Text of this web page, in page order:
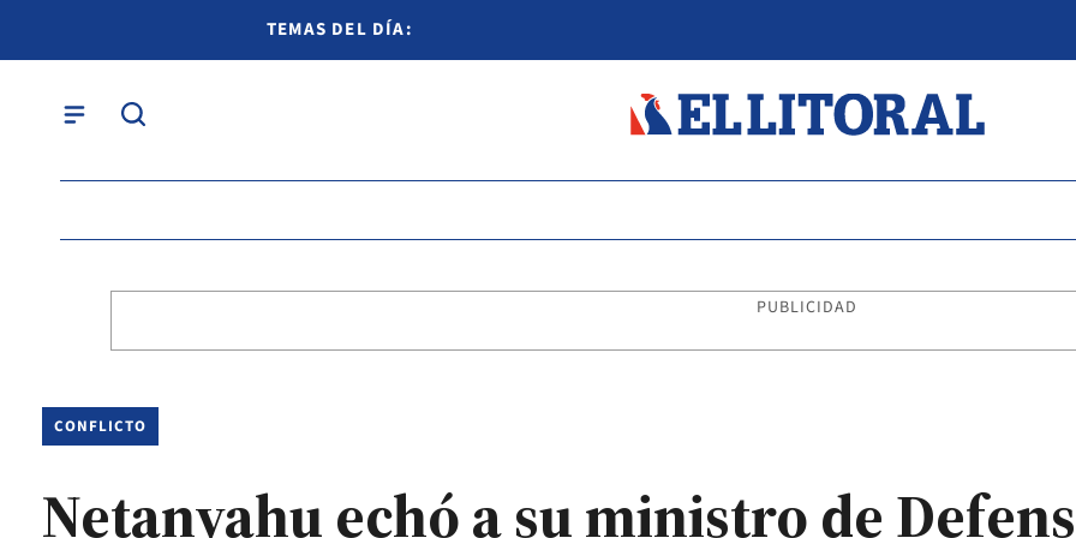
TEMAS DEL DÍA:
PUBLICIDAD
CONFLICTO
Netanyahu echó a su ministro de